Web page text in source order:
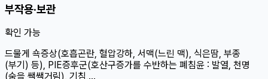
부작용·보관
확인 가능
드물게 쇽증상(호흡곤란, 혈압강하, 서맥(느린 맥), 식은땀, 부종
(부기) 등), PIE증후군(호산구증가를 수반하는 폐침윤 : 발열, 천명
(숨을 쌕쌕거림), 기침,…